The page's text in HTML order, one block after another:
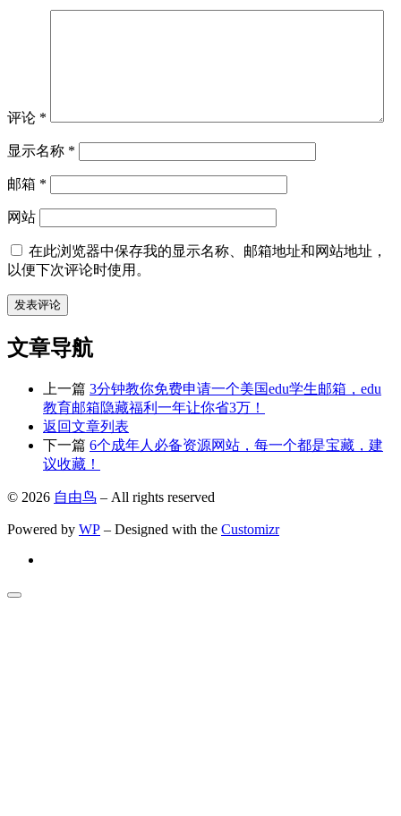
评论 *
显示名称 *
邮箱 *
网站
在此浏览器中保存我的显示名称、邮箱地址和网站地址，
以便下次评论时使用。
文章导航
上一篇 3分钟教你免费申请一个美国edu学生邮箱，edu
教育邮箱隐藏福利一年让你省3万！
返回文章列表
下一篇 6个成年人必备资源网站，每一个都是宝藏，建
议收藏！
© 2026 自由鸟 – All rights reserved
Powered by WP – Designed with the Customizr